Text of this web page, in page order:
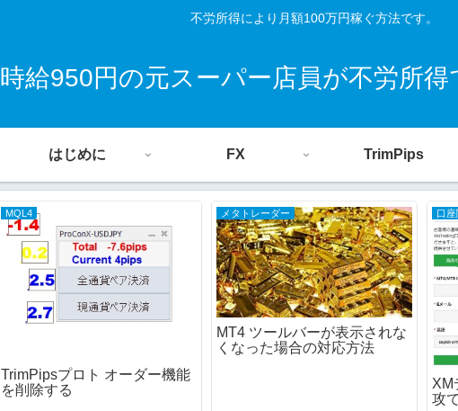
不労所得により月額100万円稼ぐ方法です。
時給950円の元スーパー店員が不労所得
はじめに FX TrimPips
MQL4
TrimPipsプロト オーダー機能
を削除する
メタトレーダー
MT4 ツールバーが表示されな
くなった場合の対応方法
口座
XM
攻